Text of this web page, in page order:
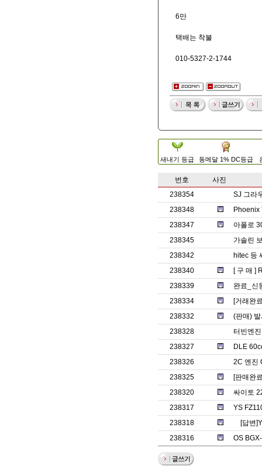
6만
택배는 착불
010-5327-2-1744
새내기 등급 동메달 1% DC등급
번호
사진
238354
SJ 그라
238348
Phoenix
238347
아폴로
238345
가솔린
238342
hitec 등
238340
[ 구 매 ]
238339
완료_신
238334
[거래완
238332
(판매)
238328
터빈엔
238327
DLE
238326
2C 엔진
238325
[판매완
238320
싸이토
238317
YS
238318
[답변
238316
OS